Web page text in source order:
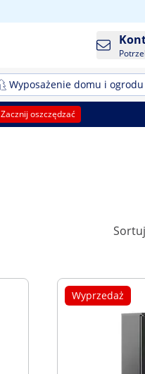
Wyposażenie domu i ogrodu
Zacznij oszczędzać
Wyprzedaż